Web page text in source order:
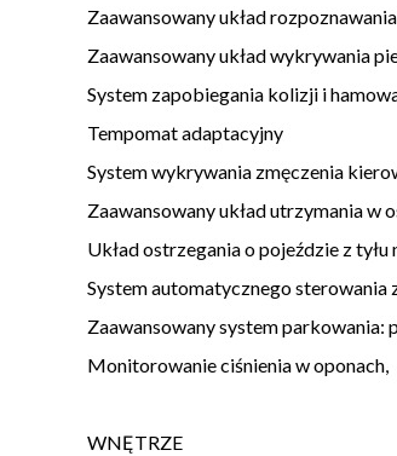
Zaawansowany układ
Zaawansowany układ wykrywania
System zapobiegania kolizji i
Tempomat adaptacyjny
System wykrywania zmęczenia
Zaawansowany układ utrzymania w
Układ ostrzegania o pojeździe z
System automatycznego sterowania
Zaawansowany system
Monitorowanie ciśnienia w oponach,
WNĘTRZE